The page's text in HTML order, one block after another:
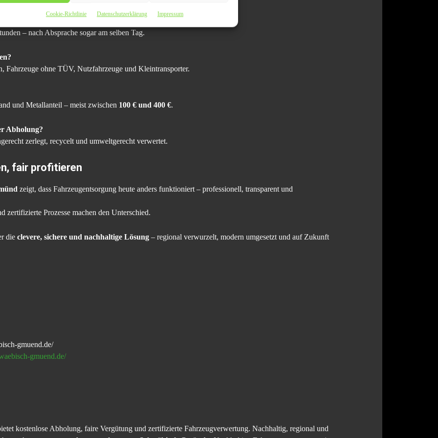
Cookie-Richtlinie Datenschutzerklärung Impressum
– nach Absprache sogar am selben Tag.
Fahrzeuge ohne TÜV, Nutzfahrzeuge und Kleintransporter.
und Metallanteil – meist zwischen 100 € und 400 €.
Abholung?
zerlegt, recycelt und umweltgerecht verwertet.
fair profitieren
zeigt, dass Fahrzeugentsorgung heute anders funktioniert – professionell, transparent und
zertifizierte Prozesse machen den Unterschied.
die clevere, sichere und nachhaltige Lösung – regional verwurzelt, modern umgesetzt und auf Zukunft
gmuend.de/
gmuend.de/
kostenlose Abholung, faire Vergütung und zertifizierte Fahrzeugverwertung. Nachhaltig, regional und